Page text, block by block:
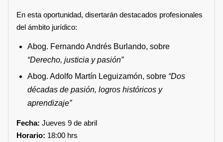
En esta oportunidad, disertarán destacados profesionales
del ámbito jurídico:
Abog. Fernando Andrés Burlando, sobre
“Derecho, justicia y pasión”
Abog. Adolfo Martín Leguizamón, sobre “Dos
décadas de pasión, logros históricos y
aprendizaje”
Fecha: Jueves 9 de abril
Horario: 18:00 hrs